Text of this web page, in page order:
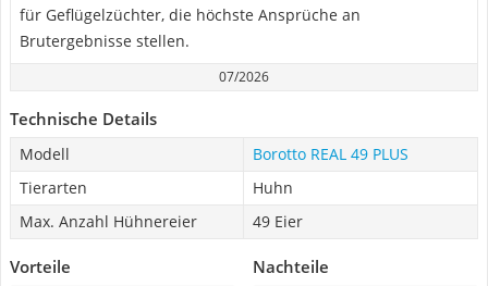
für Geflügelzüchter, die höchste Ansprüche an
Brutergebnisse stellen.
07/2026
Technische Details
Modell
Borotto REAL 49 PLUS
Tierarten
Huhn
Max. Anzahl Hühnereier
49 Eier
Vorteile Nachteile